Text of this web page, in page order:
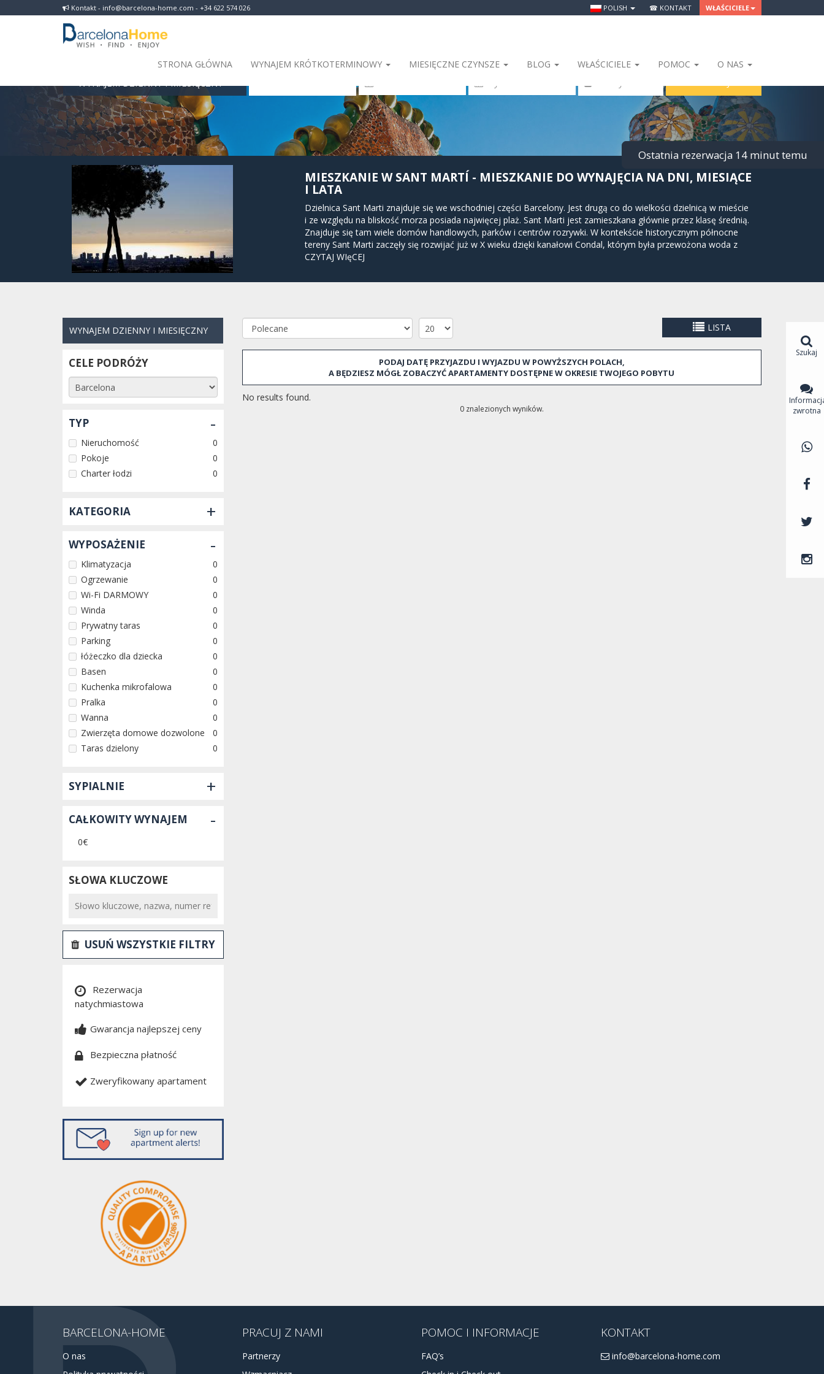
Kontakt - info@barcelona-home.com - +34 622 574 026 POLISH ☎ KONTAKT WŁAŚCICIELE
STRONA GŁÓWNA WYNAJEM KRÓTKOTERMINOWY MIESIĘCZNE CZYNSZE BLOG WŁAŚCICIELE POMOC O NAS
MIESZKANIE W SANT MARTÍ - MIESZKANIE DO WYNAJĘCIA NA DNI, MIESIĄCE
I LATA
Dzielnica Sant Marti znajduje się we wschodniej części Barcelony. Jest drugą co do wielkości dzielnicą w mieście
i ze względu na bliskość morza posiada najwięcej plaż. Sant Marti jest zamieszkana głównie przez klasę średnią.
Znajduje się tam wiele domów handlowych, parków i centrów rozrywki. W kontekście historycznym północne
tereny Sant Marti zaczęły się rozwijać już w X wieku dzięki kanałowi Condal, którym była przewożona woda z
Montcady do Barcelony.
dzięki industrializacji i obecnie jest to jedno z miejsc o największej koncentracji przemysłu w całej Hiszpanii.
spokojnej ulicy la Rambla del Poblenou.
OKOLICA
El Camp de l'Arpa del Clot, El Clot, El Parc i la Llacuna del Poblenou, La Vila Olímpica del Poblenou, El Poblenou,
Diagonal Mar i el Front Marítim del Poblenou, El Besòs i el Maresme, Provençals del Poblenou, Sant Martí de
Provençals, La Verneda i la Pau
CZYTAJ WIęCEJ
WYNAJEM DZIENNY I MIESIĘCZNY
CELE PODRÓŻY
TYP -
Nieruchomość
0
Pokoje
0
Charter łodzi
0
KATEGORIA +
WYPOSAŻENIE -
Klimatyzacja
0
Ogrzewanie
0
Wi-Fi DARMOWY
0
Winda
0
Prywatny taras
0
Parking
0
łóżeczko dla dziecka
0
Basen
0
Kuchenka mikrofalowa
0
Pralka
0
Wanna
0
Zwierzęta domowe dozwolone
0
Taras dzielony
0
SYPIALNIE +
CAŁKOWITY WYNAJEM -
0€
SŁOWA KLUCZOWE
USUŃ WSZYSTKIE FILTRY
Rezerwacja
natychmiastowa
Gwarancja najlepszej ceny
Bezpieczna płatność
Zweryfikowany apartament
LISTA
PODAJ DATĘ PRZYJAZDU I WYJAZDU W POWYŻSZYCH POLACH,
A BĘDZIESZ MÓGŁ ZOBACZYĆ APARTAMENTY DOSTĘPNE W OKRESIE TWOJEGO POBYTU
No results found.
0 znalezionych wyników.
Ostatnia rezerwacja 14 minut temu
BARCELONA-HOME
O nas
PRACUJ Z NAMI
Partnerzy
POMOC I INFORMACJE
FAQ’s
KONTAKT
info@barcelona-home.com
Szukaj
zwrotna